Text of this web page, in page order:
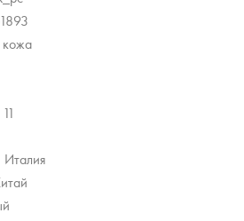
Кожаная сумка
Кожаная сумка
кожа
Италия